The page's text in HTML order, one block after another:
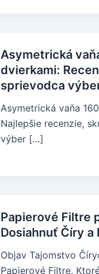
Asymetrická
dvierkami:
sprievodca
Asymetrická vaňa
Najlepšie recenzie,
výber […]
Papierové Filtre
Dosiahnuť Číry a
Objav Tajomstvo
Papierové Filtre,